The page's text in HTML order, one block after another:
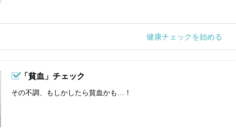
健康チェックを始める
「貧血」チェック
その不調、もしかしたら貧血かも…！